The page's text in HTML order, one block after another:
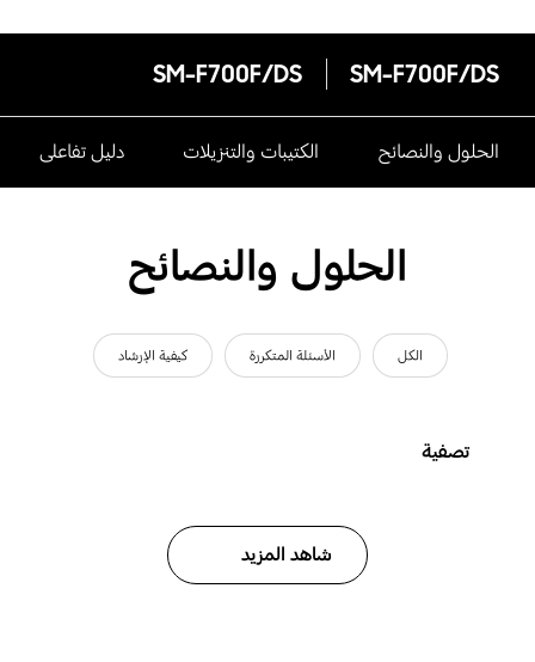
SM-F700F/DS
SM-F700F/DS
الحلول والنصائح الكتيبات والتنزيلات دليل تفاعلى
الحلول والنصائح
الكل الأسئلة المتكررة كيفية الإرشاد
تصفية
شاهد المزيد